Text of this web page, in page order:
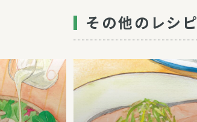
その他のレシピ